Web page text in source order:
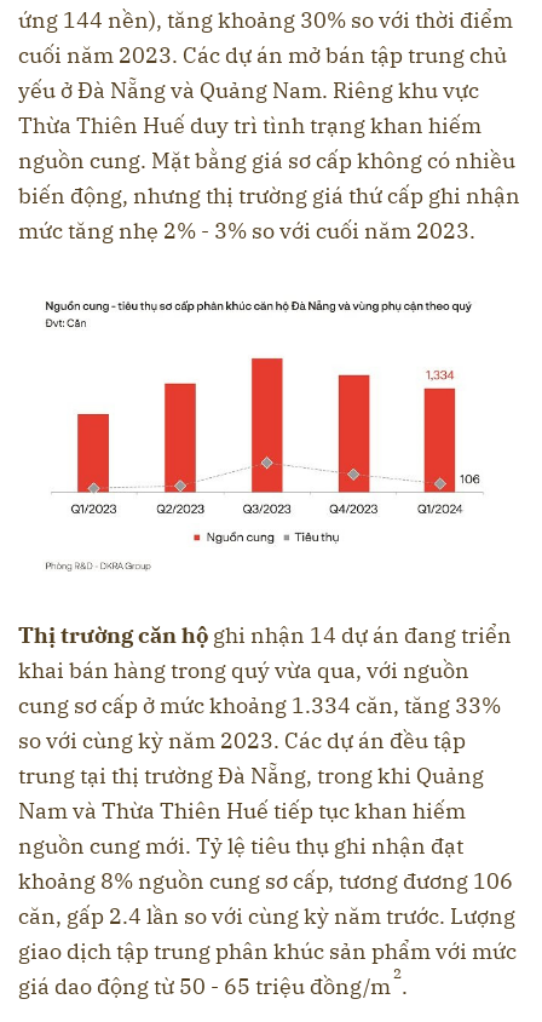
ứng 144 nền), tăng khoảng 30% so với thời điểm
cuối năm 2023. Các dự án mở bán tập trung chủ
yếu ở Đà Nẵng và Quảng Nam. Riêng khu vực
Thừa Thiên Huế duy trì tình trạng khan hiếm
nguồn cung. Mặt bằng giá sơ cấp không có nhiều
biến động, nhưng thị trường giá thứ cấp ghi nhận
mức tăng nhẹ 2% - 3% so với cuối năm 2023.
Thị trường căn hộ ghi nhận 14 dự án đang triển
khai bán hàng trong quý vừa qua, với nguồn
cung sơ cấp ở mức khoảng 1.334 căn, tăng 33%
so với cùng kỳ năm 2023. Các dự án đều tập
trung tại thị trường Đà Nẵng, trong khi Quảng
Nam và Thừa Thiên Huế tiếp tục khan hiếm
nguồn cung mới. Tỷ lệ tiêu thụ ghi nhận đạt
khoảng 8% nguồn cung sơ cấp, tương đương 106
căn, gấp 2.4 lần so với cùng kỳ năm trước. Lượng
giao dịch tập trung phân khúc sản phẩm với mức
giá dao động từ 50 - 65 triệu đồng/m2.